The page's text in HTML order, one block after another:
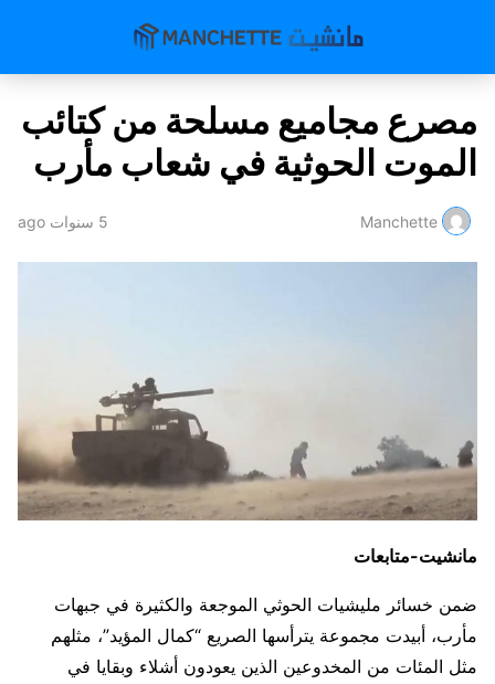
مصرع مجاميع مسلحة من كتائب
الموت الحوثية في شعاب مأرب
Manchette 5 سنوات ago
مانشيت-متابعات
ضمن خسائر مليشيات الحوثي الموجعة والكثيرة في جبهات
مأرب، أبيدت مجموعة يترأسها الصريع “كمال المؤيد”، مثلهم
مثل المئات من المخدوعين الذين يعودون أشلاء وبقايا في